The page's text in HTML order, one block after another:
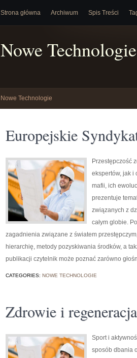
Strona główna Archiwum Spis Treści
Nowe Technologie
Nowe Technologie
Europejskie
Przestępczość
ekspertów, jak i
mafii, ich
prezentuje
związanych z
całym globie.
zagadnienia związane z światem
hierarchię, metody pozyskiwania środków, a
publikacji czytelnik może poznać zarówno
CATEGORIES: NOWE TECHNOLOGIE
Zdrowie i regeneracja
Sport i
sposób dbania